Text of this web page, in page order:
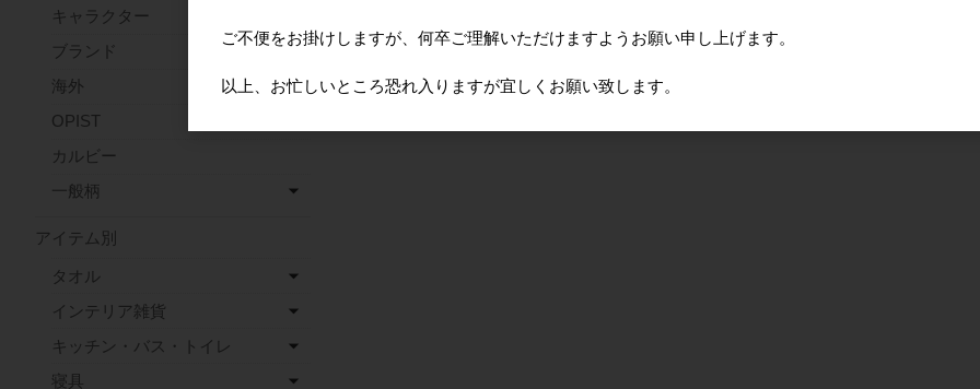
キャラクター
ブランド
海外
OPIST
カルビー
一般柄
アイテム別
タオル
インテリア雑貨
キッチン・バス・トイレ
寝具
ご不便をお掛けしますが、何卒ご理解いただけますようお願い申し上げます。
以上、お忙しいところ恐れ入りますが宜しくお願い致します。